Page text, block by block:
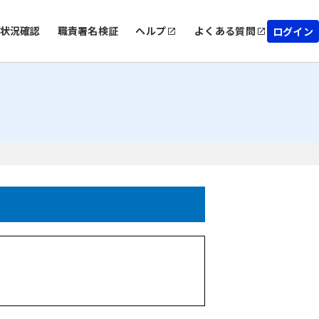
況確認 職責署名検証 ヘルプ よくある質問 ログイン